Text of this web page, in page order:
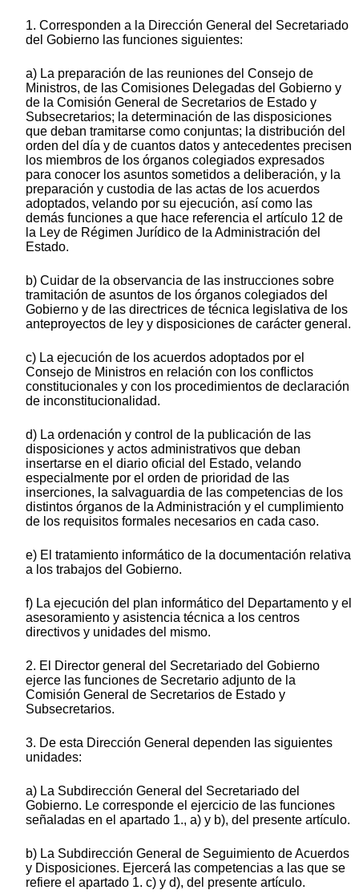
1. Corresponden a la Dirección General del Secretariado
del Gobierno las funciones siguientes:
a) La preparación de las reuniones del Consejo de
Ministros, de las Comisiones Delegadas del Gobierno y
de la Comisión General de Secretarios de Estado y
Subsecretarios; la determinación de las disposiciones
que deban tramitarse como conjuntas; la distribución del
orden del día y de cuantos datos y antecedentes precisen
los miembros de los órganos colegiados expresados
para conocer los asuntos sometidos a deliberación, y la
preparación y custodia de las actas de los acuerdos
adoptados, velando por su ejecución, así como las
demás funciones a que hace referencia el artículo 12 de
la Ley de Régimen Jurídico de la Administración del
Estado.
b) Cuidar de la observancia de las instrucciones sobre
tramitación de asuntos de los órganos colegiados del
Gobierno y de las directrices de técnica legislativa de los
anteproyectos de ley y disposiciones de carácter general.
c) La ejecución de los acuerdos adoptados por el
Consejo de Ministros en relación con los conflictos
constitucionales y con los procedimientos de declaración
de inconstitucionalidad.
d) La ordenación y control de la publicación de las
disposiciones y actos administrativos que deban
insertarse en el diario oficial del Estado, velando
especialmente por el orden de prioridad de las
inserciones, la salvaguardia de las competencias de los
distintos órganos de la Administración y el cumplimiento
de los requisitos formales necesarios en cada caso.
e) El tratamiento informático de la documentación relativa
a los trabajos del Gobierno.
f) La ejecución del plan informático del Departamento y el
asesoramiento y asistencia técnica a los centros
directivos y unidades del mismo.
2. El Director general del Secretariado del Gobierno
ejerce las funciones de Secretario adjunto de la
Comisión General de Secretarios de Estado y
Subsecretarios.
3. De esta Dirección General dependen las siguientes
unidades:
a) La Subdirección General del Secretariado del
Gobierno. Le corresponde el ejercicio de las funciones
señaladas en el apartado 1., a) y b), del presente artículo.
b) La Subdirección General de Seguimiento de Acuerdos
y Disposiciones. Ejercerá las competencias a las que se
refiere el apartado 1. c) y d), del presente artículo.